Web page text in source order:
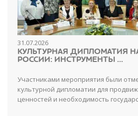
31.07.2026
КУЛЬТУРНАЯ ДИПЛОМАТИЯ
РОССИИ: ИНСТРУМЕНТЫ ...
Участниками мероприятия были
культурной дипломатии для
ценностей и необходимость